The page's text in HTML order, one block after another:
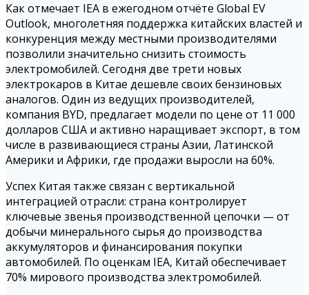
Как отмечает IEA в ежегодном отчёте Global EV
Outlook, многолетняя поддержка китайских властей и
конкуренция между местными производителями
позволили значительно снизить стоимость
электромобилей. Сегодня две трети новых
электрокаров в Китае дешевле своих бензиновых
аналогов. Один из ведущих производителей,
компания BYD, предлагает модели по цене от 11 000
долларов США и активно наращивает экспорт, в том
числе в развивающиеся страны Азии, Латинской
Америки и Африки, где продажи выросли на 60%.
Успех Китая также связан с вертикальной
интеграцией отрасли: страна контролирует
ключевые звенья производственной цепочки — от
добычи минерального сырья до производства
аккумуляторов и финансирования покупки
автомобилей. По оценкам IEA, Китай обеспечивает
70% мирового производства электромобилей.